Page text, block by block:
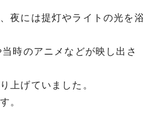
夜には提灯やライトの光を
時のアニメなどが映し出さ
上げていました。
。